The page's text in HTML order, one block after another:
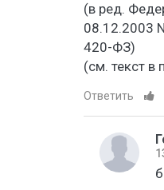
(в ред.
08.12.2003
420-ФЗ)
(см. текст
Ответить